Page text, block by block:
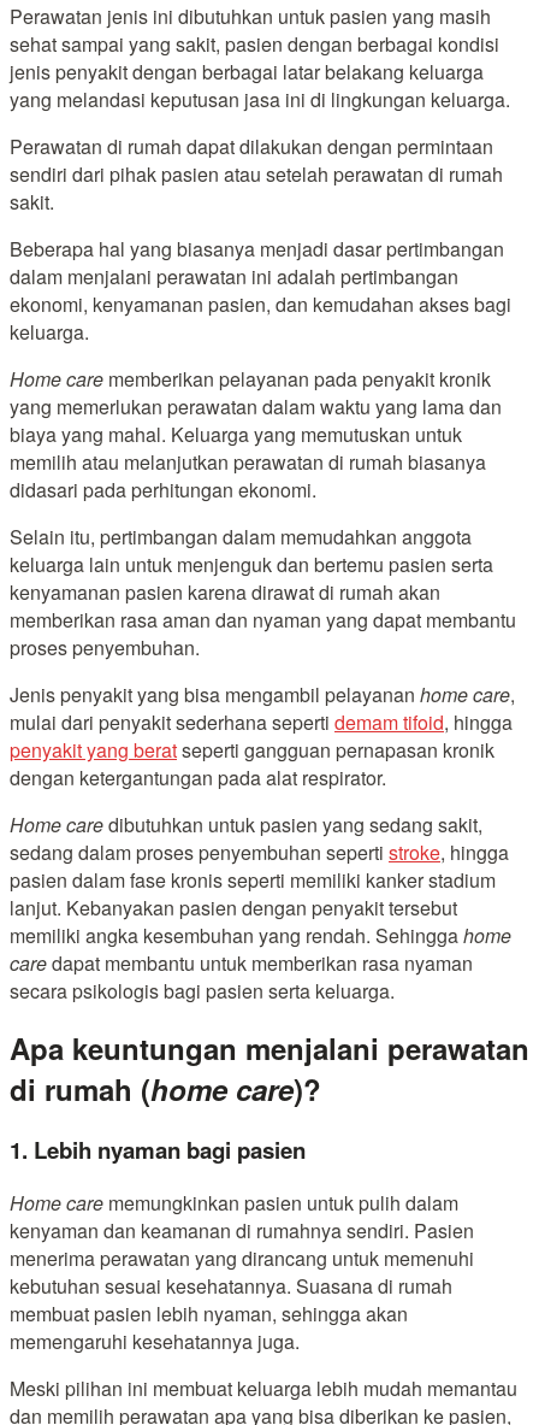
Perawatan jenis ini dibutuhkan untuk pasien yang masih
sehat sampai yang sakit, pasien dengan berbagai kondisi
jenis penyakit dengan berbagai latar belakang keluarga
yang melandasi keputusan jasa ini di lingkungan keluarga.
Perawatan di rumah dapat dilakukan dengan permintaan
sendiri dari pihak pasien atau setelah perawatan di rumah
sakit.
Beberapa hal yang biasanya menjadi dasar pertimbangan
dalam menjalani perawatan ini adalah pertimbangan
ekonomi, kenyamanan pasien, dan kemudahan akses bagi
keluarga.
Home care memberikan pelayanan pada penyakit kronik
yang memerlukan perawatan dalam waktu yang lama dan
biaya yang mahal. Keluarga yang memutuskan untuk
memilih atau melanjutkan perawatan di rumah biasanya
didasari pada perhitungan ekonomi.
Selain itu, pertimbangan dalam memudahkan anggota
keluarga lain untuk menjenguk dan bertemu pasien serta
kenyamanan pasien karena dirawat di rumah akan
memberikan rasa aman dan nyaman yang dapat membantu
proses penyembuhan.
Jenis penyakit yang bisa mengambil pelayanan home care,
mulai dari penyakit sederhana seperti demam tifoid, hingga
penyakit yang beratseperti gangguan pernapasan kronik
dengan ketergantungan pada alat respirator.
Home caredibutuhkan untuk pasien yang sedang sakit,
sedang dalam proses penyembuhan seperti stroke, hingga
pasien dalam fase kronis seperti memiliki kanker stadium
lanjut. Kebanyakan pasien dengan penyakit tersebut
memiliki angka kesembuhan yang rendah. Sehinggahome
caredapat membantu untuk memberikan rasa nyaman
secara psikologis bagi pasien serta keluarga.
Apa keuntungan menjalani perawatan
di rumah (home care)?
1. Lebih nyaman bagi pasien
Home care memungkinkan pasien untuk pulih dalam
kenyaman dan keamanan di rumahnya sendiri. Pasien
menerima perawatan yang dirancang untuk memenuhi
kebutuhan sesuai kesehatannya. Suasana di rumah
membuat pasien lebih nyaman, sehingga akan
memengaruhi kesehatannya juga.
Meski pilihan ini membuat keluarga lebih mudah memantau
dan memilih perawatan apa yang bisa diberikan ke pasien,